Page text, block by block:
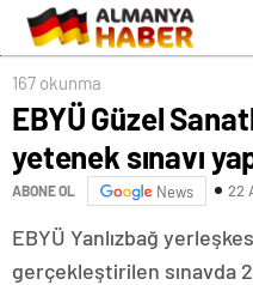
167 okunma
EBYÜ Güzel
yetenek sınavı
ABONE OL News 22
EBYÜ Yanlızbağ
gerçekleştirilen sınavda